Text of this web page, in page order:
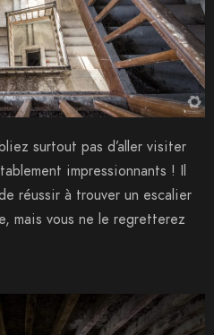
surtout pas d’aller visiter
impressionnants ! Il
réussir à trouver un escalier
mais vous ne le regretterez